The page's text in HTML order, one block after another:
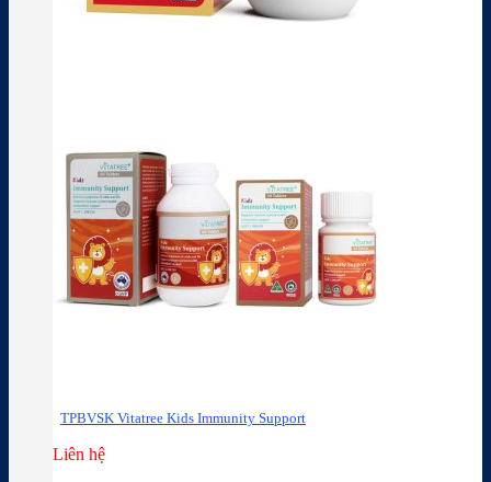
TPBVSK Vitatree Kids Immunity Support
Liên hệ